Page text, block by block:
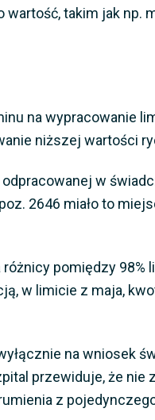
takim jak np.
na wypracowanie
niższej wartości
w
2646 miało to
pomiędzy 98%
w limicie z maja,
na wniosek
przewiduje, że nie
z